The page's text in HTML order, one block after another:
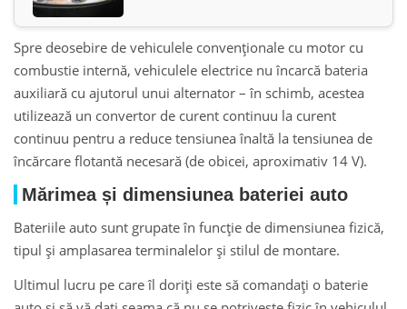
Spre deosebire de vehiculele convenționale cu motor cu
combustie internă, vehiculele electrice nu încarcă bateria
auxiliară cu ajutorul unui alternator – în schimb, acestea
utilizează un convertor de curent continuu la curent
continuu pentru a reduce tensiunea înaltă la tensiunea de
încărcare flotantă necesară (de obicei, aproximativ 14 V).
Mărimea și dimensiunea bateriei auto
Bateriile auto sunt grupate în funcție de dimensiunea fizică,
tipul și amplasarea terminalelor și stilul de montare.
Ultimul lucru pe care îl doriți este să comandați o baterie